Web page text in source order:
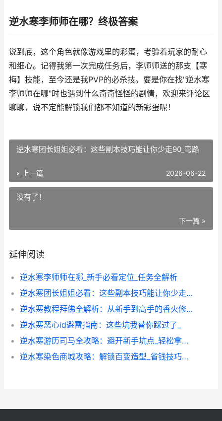
逆水寒李师师在哪？终极答案
说到底，这个角色就像游戏里的彩蛋，考验着玩家的耐心
和细心。记得我第一次完成任务后，李师师送的那支【寒
梅】技能，至今还是我PVP的必杀技。要是你在找"逆水寒
李师师在哪"时也遇到什么奇奇怪怪的剧情，欢迎来评论区
聊聊，说不定能解锁我们都不知道的新彩蛋呢！
逆水寒团长姐姐必看：这些副本技巧能让你少走90_弯路
« 上一篇 2026-06-22
没有了！
下一篇 »
延伸阅读
逆水寒李师师在哪_新手必看定位_任务全解析
逆水寒团长姐姐必看：这些副本技巧能让你少走90_弯路
逆水寒教程拜佛全解析：从新手到高手的香火修炼指南
逆水寒恶心id避雷指南：这些坑我替你踩过了_
逆水寒游历司马全攻略：避开新手坑点_轻松拿隐藏奖励_
逆水寒染色商城攻略：解锁百变造型_省钱技巧全解析